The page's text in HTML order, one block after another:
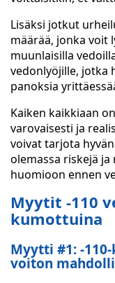
Lisäksi jotkut
määrää, jonka voit
muunlaisilla
vedonlyöjille, jotka
panoksia
Kaiken kaikkiaan
varovaisesti ja
voivat tarjota
olemassa riskejä
huomioon ennen
Myytit -110
kumottuina
Myytti #1: -
voiton